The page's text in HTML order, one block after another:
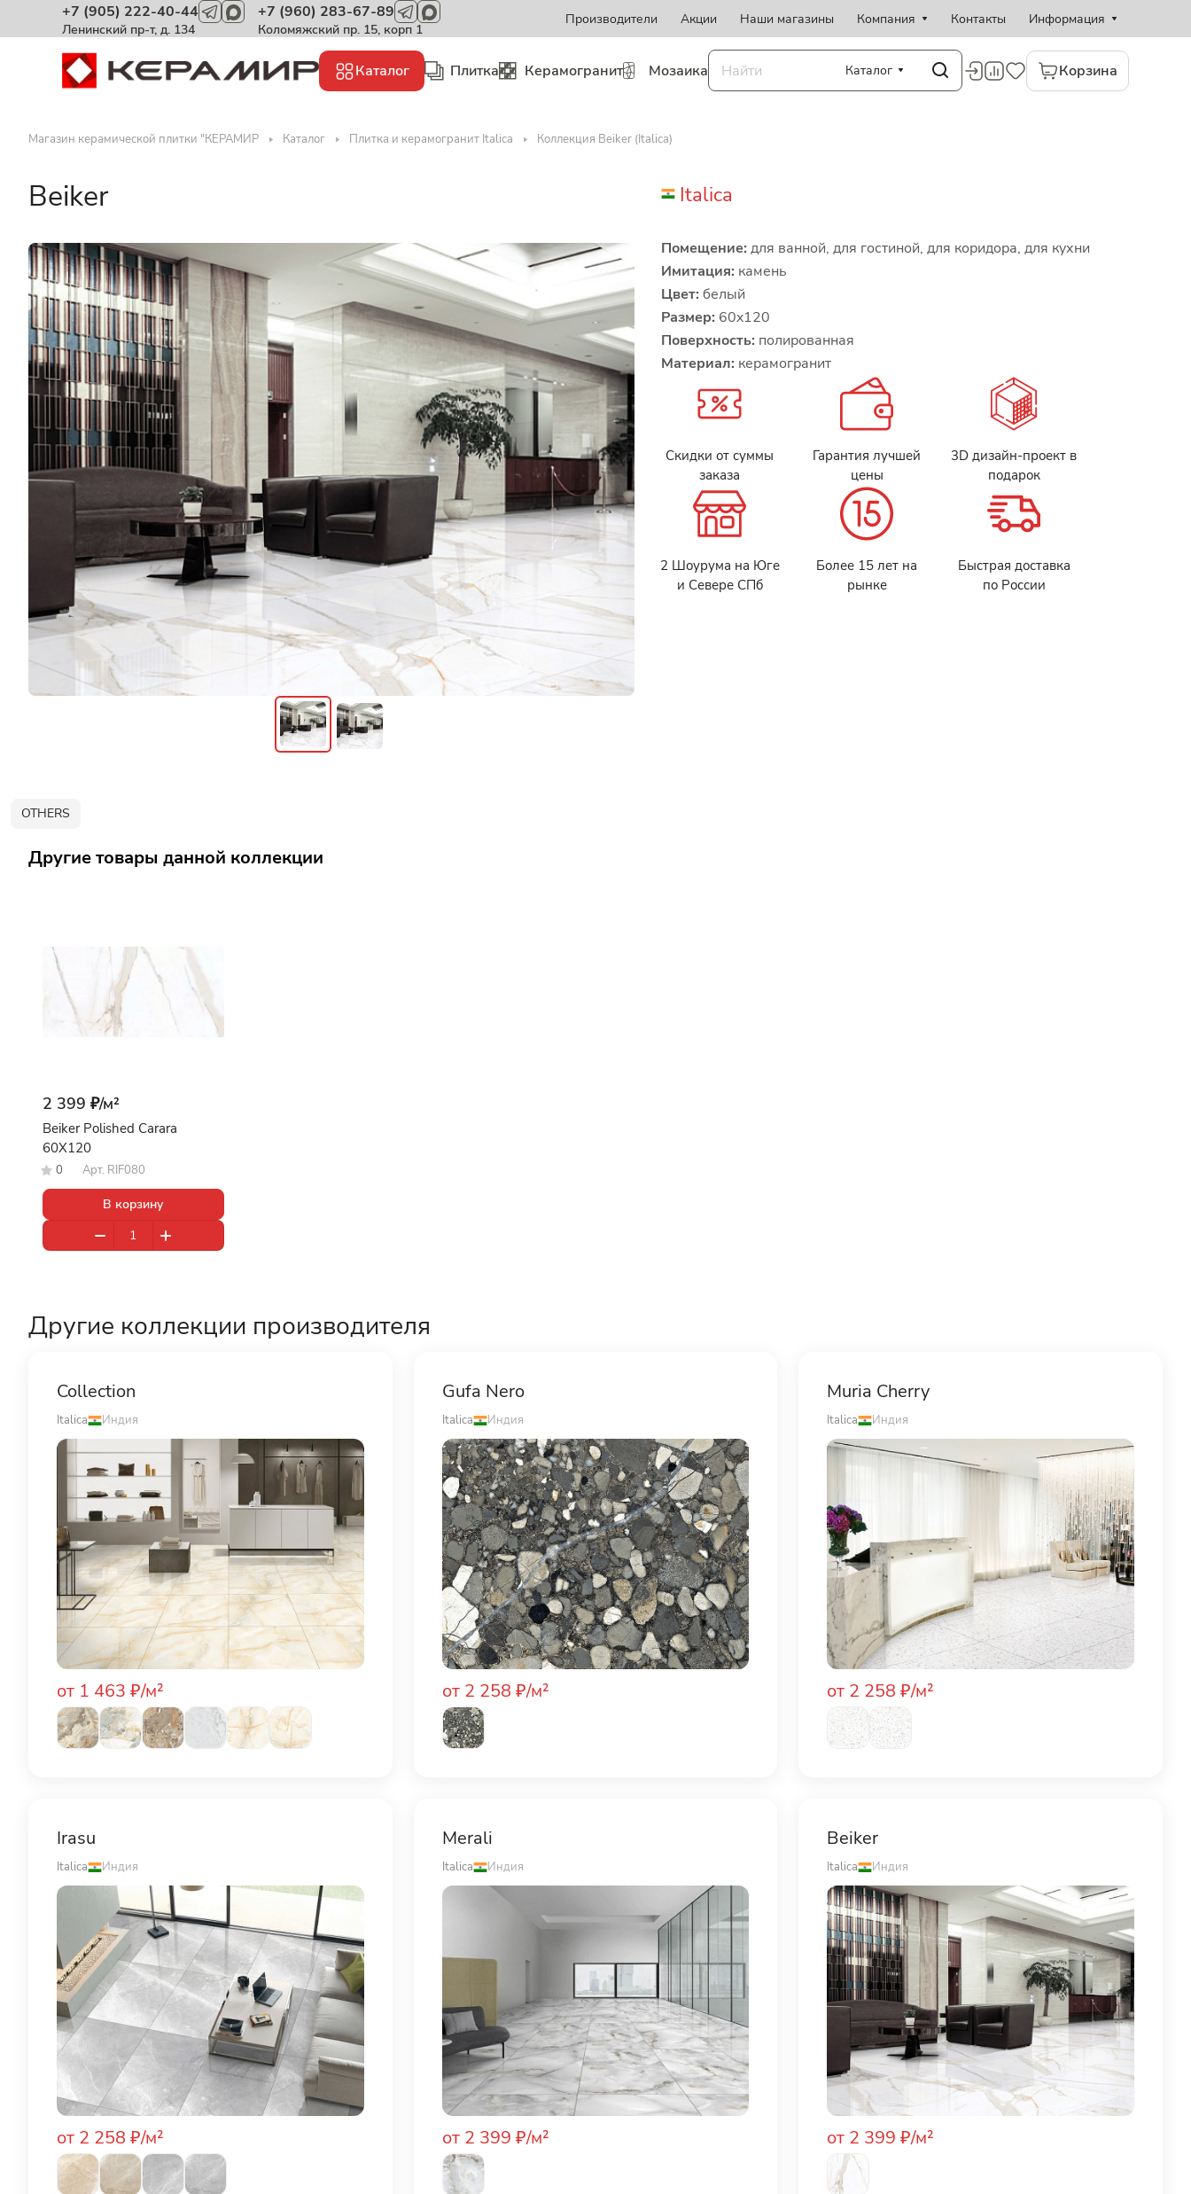
+7 (905) 222-40-44
Ленинский пр-т, д. 134
+7 (960) 283-67-89
Коломяжский пр. 15, корп 1
Производители Акции Наши магазины Компания Контакты Информация
Каталог Плитка Керамогранит Мозаика Каталог Корзина
Магазин керамической плитки "КЕРАМИР Каталог Плитка и керамогранит Italica Коллекция Beiker (Italica)
Beiker Italica
Помещение: для ванной, для гостиной, для коридора, для кухни
Имитация: камень
Цвет: белый
Размер: 60x120
Поверхность: полированная
Материал: керамогранит
Скидки от суммы
заказа
Гарантия лучшей
цены
3D дизайн-проект в
подарок
2 Шоурума на Юге
и Севере СПб
Более 15 лет на
рынке
Быстрая доставка
по России
OTHERS
Другие товары данной коллекции
2 399 ₽/м²
Beiker Polished Carara
60X120
0 Арт. RIF080
В корзину
Другие коллекции производителя
Collection
Italica Индия
от 1 463 ₽/м²
Gufa Nero
Italica Индия
от 2 258 ₽/м²
Muria Cherry
Italica Индия
от 2 258 ₽/м²
Irasu
Italica Индия
от 2 258 ₽/м²
Merali
Italica Индия
от 2 399 ₽/м²
Beiker
Italica Индия
от 2 399 ₽/м²